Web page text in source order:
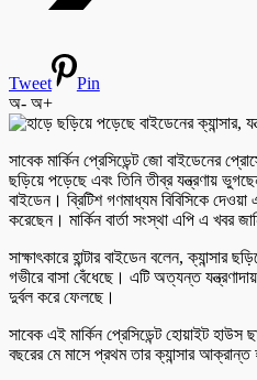
Tweet
Pin
অ- অ+
সাবেক মার্কিন প্রেসিডেন্ট জো বাইডেনের
ছড়িয়ে পড়েছে এবং তিনি তীব্র যন্ত্রণায়
বাইডেন। ব্রিটিশ গণমাধ্যম বিবিসিকে
করেছেন। মার্কিন বার্তা সংস্থা এপি এ খবর
সাক্ষাৎকারে হান্টার বাইডেন বলেন,
গভীরে বাসা বেঁধেছে। এটি অত্যন্ত
দুর্বল করে ফেলছে।
সাবেক এই মার্কিন প্রেসিডেন্ট হোয়াইট
বছরের মে মাসে প্রথম তার ক্যান্সার